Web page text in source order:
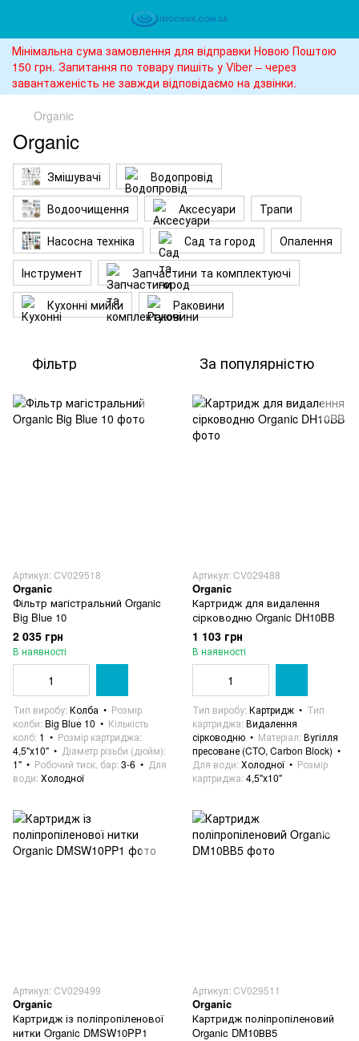
Мінімальна сума замовлення для відправки Новою Поштою
150 грн. Запитання по товару пишіть у Viber – через
завантаженість не завжди відповідаємо на дзвінки.
Organic
Organic
Змішувачі
Водопровід
Водоочищення
Аксесуари
Трапи
Насосна техніка
Сад та город
Опалення
Інструмент
Запчастини та комплектуючі
Кухонні мийки
Раковини
Фільтр За популярністю
Артикул: CV029518
Organic
Фільтр магістральний Organic
Big Blue 10
2 035 грн
В наявності
Тип виробу Колба
Розмір
колби Big Blue 10
Кількість
колб 1
Розмір картриджа
4,5"х10"
Діаметр різьби (дюйм)
1"
Робочий тиск, бар 3-6
Для
води Холодної
Артикул: CV029488
Organic
Картридж для видалення
сірководню Organic DH10BB
1 103 грн
В наявності
Тип виробу Картридж
Тип
картриджа Видалення
сірководню
Матеріал Вугілля
пресоване (CTO, Carbon Block)
Для води Холодної
Розмір
картриджа 4,5"х10"
Артикул: CV029499
Organic
Картридж із поліпропіленової
нитки Organic DMSW10PP1
Артикул: CV029511
Organic
Картридж поліпропіленовий
Organic DM10ВВ5